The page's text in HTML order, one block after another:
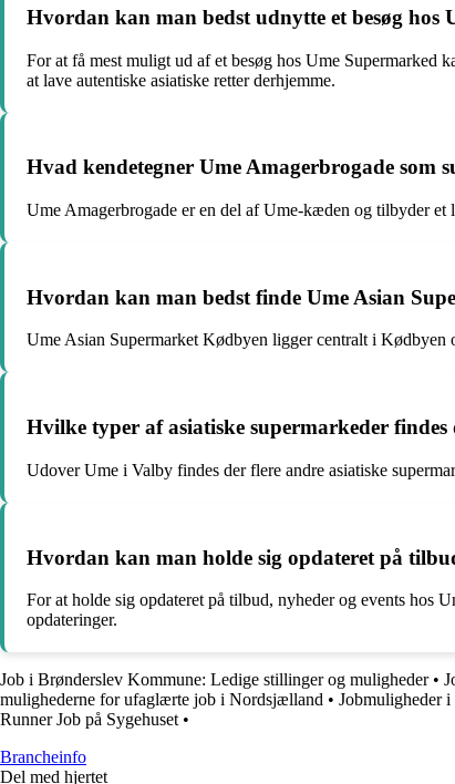
Hvordan kan man bedst udnytte et besøg hos
For at få mest muligt ud af et besøg hos Ume Supermarked
at lave autentiske asiatiske retter derhjemme.
Hvad kendetegner Ume Amagerbrogade som
Ume Amagerbrogade er en del af Ume-kæden og tilbyder et
Hvordan kan man bedst finde Ume Asian
Ume Asian Supermarket Kødbyen ligger centralt i
Hvilke typer af asiatiske supermarkeder
Udover Ume i Valby findes der flere andre asiatiske
Hvordan kan man holde sig opdateret på
For at holde sig opdateret på tilbud, nyheder og events hos
opdateringer.
Job i Brønderslev Kommune: Ledige stillinger og muligheder•
mulighederne for ufaglærte job i Nordsjælland • Jobmuligheder
Runner Job på Sygehuset •
Brancheinfo
Del med hjertet